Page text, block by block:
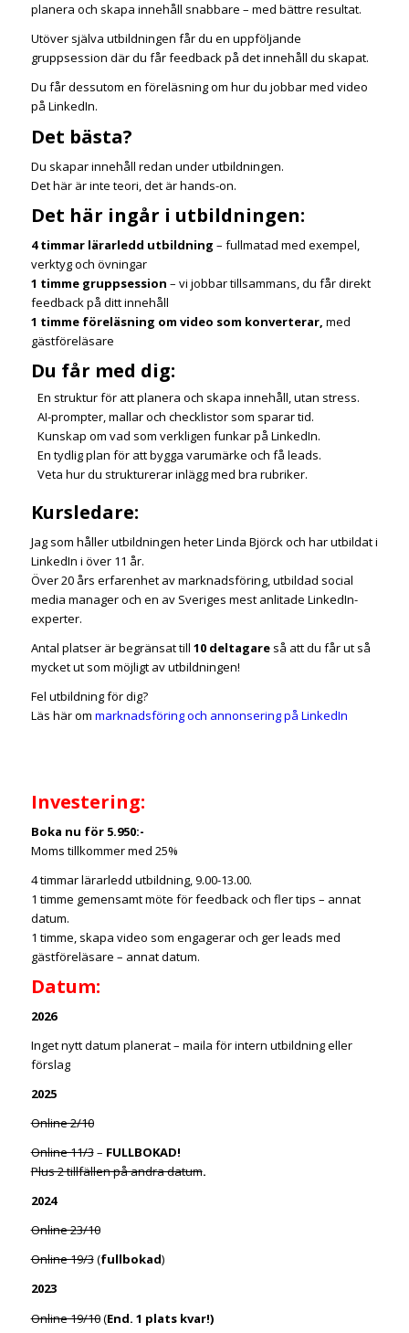
planera och skapa innehåll snabbare – med bättre resultat.
Utöver själva utbildningen får du en uppföljande
gruppsession där du får feedback på det innehåll du skapat.
Du får dessutom en föreläsning om hur du jobbar med video
på LinkedIn.
Det bästa?
Du skapar innehåll redan under utbildningen.
Det här är inte teori, det är hands-on.
Det här ingår i utbildningen:
4 timmar lärarledd utbildning – fullmatad med exempel,
verktyg och övningar
1 timme gruppsession – vi jobbar tillsammans, du får direkt
feedback på ditt innehåll
1 timme föreläsning om video som konverterar, med
gästföreläsare
Du får med dig:
En struktur för att planera och skapa innehåll, utan stress.
AI-prompter, mallar och checklistor som sparar tid.
Kunskap om vad som verkligen funkar på LinkedIn.
En tydlig plan för att bygga varumärke och få leads.
Veta hur du strukturerar inlägg med bra rubriker.
Kursledare:
Jag som håller utbildningen heter Linda Björck och har utbildat i
LinkedIn i över 11 år.
Över 20 års erfarenhet av marknadsföring, utbildad social
media manager och en av Sveriges mest anlitade LinkedIn-
experter.
Antal platser är begränsat till 10deltagareså att du får ut så
mycket ut som möjligt av utbildningen!
Fel utbildning för dig?
Läs här om marknadsföring och annonsering på LinkedIn
Investering:
Boka nu för 5.950:-
Moms tillkommer med 25%
4 timmar lärarledd utbildning, 9.00-13.00.
1 timme gemensamt möte för feedback och fler tips – annat
datum.
1 timme, skapa video som engagerar och ger leads med
gästföreläsare – annat datum.
Datum:
2026
Inget nytt datum planerat – maila för intern utbildning eller
förslag
2025
Online 2/10
Online 11/3– FULLBOKAD!
Plus 2 tillfällen på andra datum.
2024
Online 23/10
Online 19/3(fullbokad)
2023
Online 19/10(End. 1 plats kvar!)